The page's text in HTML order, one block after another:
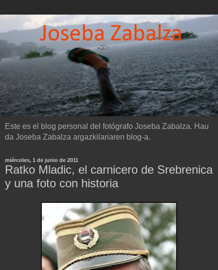
Este es el blog personal del fotógrafo Joseba Zabalza. Hau
da Joseba Zabalza argazkilariaren blog-a.
miércoles, 1 de junio de 2011
Ratko Mladic, el carnicero de Srebrenica
y una foto con historia